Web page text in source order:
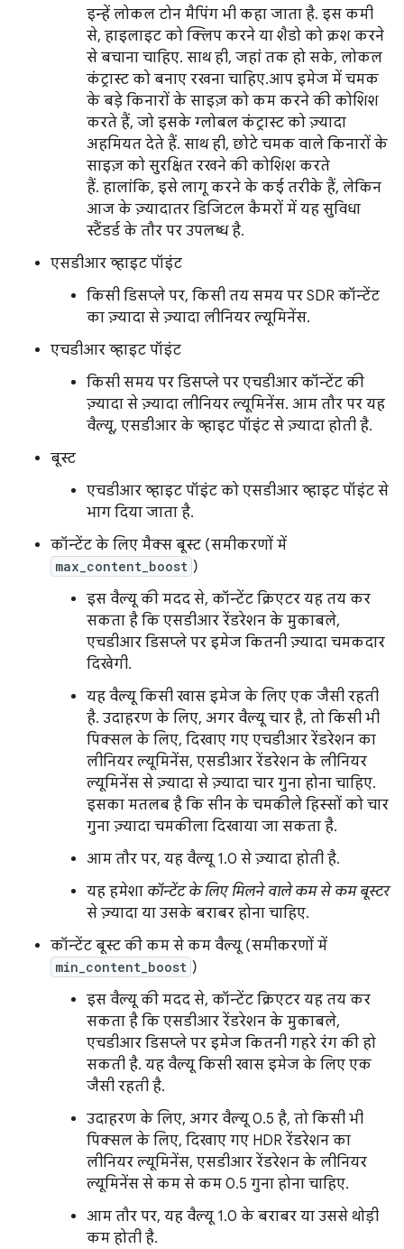
इन्हें लोकल टोन मैपिंग भी कहा जाता है. इस कमी
से, हाइलाइट को क्लिप करने या शैडो को क्रश करने
से बचाना चाहिए. साथ ही, जहां तक हो सके, लोकल
कंट्रास्ट को बनाए रखना चाहिए.आप इमेज में चमक
के बड़े किनारों के साइज़ को कम करने की कोशिश
करते हैं, जो इसके ग्लोबल कंट्रास्ट को ज़्यादा
अहमियत देते हैं. साथ ही, छोटे चमक वाले किनारों के
साइज़ को सुरक्षित रखने की कोशिश करते
हैं. हालांकि, इसे लागू करने के कई तरीके हैं, लेकिन
आज के ज़्यादातर डिजिटल कैमरों में यह सुविधा
स्टैंडर्ड के तौर पर उपलब्ध है.
एसडीआर व्हाइट पॉइंट
किसी डिसप्ले पर, किसी तय समय पर SDR कॉन्टेंट
का ज़्यादा से ज़्यादा लीनियर ल्यूमिनेंस.
एचडीआर व्हाइट पॉइंट
किसी समय पर डिसप्ले पर एचडीआर कॉन्टेंट की
ज़्यादा से ज़्यादा लीनियर ल्यूमिनेंस. आम तौर पर यह
वैल्यू, एसडीआर के व्हाइट पॉइंट से ज़्यादा होती है.
बूस्ट
एचडीआर व्हाइट पॉइंट को एसडीआर व्हाइट पॉइंट से
भाग दिया जाता है.
कॉन्टेंट के लिए मैक्स बूस्ट (समीकरणों में
max_content_boost )
इस वैल्यू की मदद से, कॉन्टेंट क्रिएटर यह तय कर
सकता है कि एसडीआर रेंडरेशन के मुकाबले,
एचडीआर डिसप्ले पर इमेज कितनी ज़्यादा चमकदार
दिखेगी.
यह वैल्यू किसी खास इमेज के लिए एक जैसी रहती
है. उदाहरण के लिए, अगर वैल्यू चार है, तो किसी भी
पिक्सल के लिए, दिखाए गए एचडीआर रेंडरेशन का
लीनियर ल्यूमिनेंस, एसडीआर रेंडरेशन के लीनियर
ल्यूमिनेंस से ज़्यादा से ज़्यादा चार गुना होना चाहिए.
इसका मतलब है कि सीन के चमकीले हिस्सों को चार
गुना ज़्यादा चमकीला दिखाया जा सकता है.
आम तौर पर, यह वैल्यू 1.0 से ज़्यादा होती है.
यह हमेशा कॉन्टेंट के लिए मिलने वाले कम से कम बूस्टर
से ज़्यादा या उसके बराबर होना चाहिए.
कॉन्टेंट बूस्ट की कम से कम वैल्यू (समीकरणों में
min_content_boost )
इस वैल्यू की मदद से, कॉन्टेंट क्रिएटर यह तय कर
सकता है कि एसडीआर रेंडरेशन के मुकाबले,
एचडीआर डिसप्ले पर इमेज कितनी गहरे रंग की हो
सकती है. यह वैल्यू किसी खास इमेज के लिए एक
जैसी रहती है.
उदाहरण के लिए, अगर वैल्यू 0.5 है, तो किसी भी
पिक्सल के लिए, दिखाए गए HDR रेंडरेशन का
लीनियर ल्यूमिनेंस, एसडीआर रेंडरेशन के लीनियर
ल्यूमिनेंस से कम से कम 0.5 गुना होना चाहिए.
आम तौर पर, यह वैल्यू 1.0 के बराबर या उससे थोड़ी
कम होती है.